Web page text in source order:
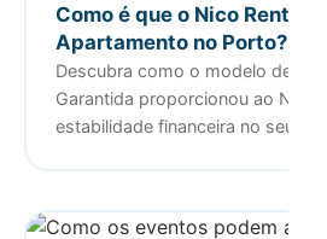
Como é que o Nico
Apartamento no Porto?
Descubra como o modelo de
Garantida proporcionou ao Nico
estabilidade financeira no seu